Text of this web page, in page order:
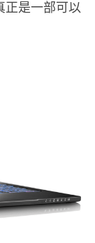
正是一部可以